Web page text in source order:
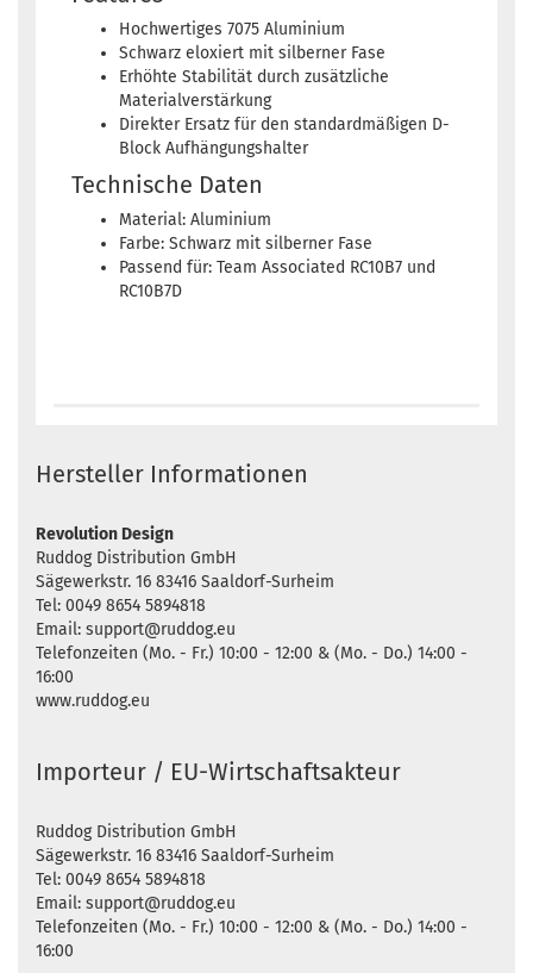
Hochwertiges 7075 Aluminium
Schwarz eloxiert mit silberner Fase
Erhöhte Stabilität durch zusätzliche
Materialverstärkung
Direkter Ersatz für den standardmäßigen D-
Block Aufhängungshalter
Technische Daten
Material: Aluminium
Farbe: Schwarz mit silberner Fase
Passend für: Team Associated RC10B7 und
RC10B7D
Hersteller Informationen
Revolution Design
Ruddog Distribution GmbH
Sägewerkstr. 16 83416 Saaldorf-Surheim
Tel: 0049 8654 5894818
Email: support@ruddog.eu
Telefonzeiten (Mo. - Fr.) 10:00 - 12:00 & (Mo. - Do.) 14:00 -
16:00
www.ruddog.eu
Importeur / EU-Wirtschaftsakteur
Ruddog Distribution GmbH
Sägewerkstr. 16 83416 Saaldorf-Surheim
Tel: 0049 8654 5894818
Email: support@ruddog.eu
Telefonzeiten (Mo. - Fr.) 10:00 - 12:00 & (Mo. - Do.) 14:00 -
16:00